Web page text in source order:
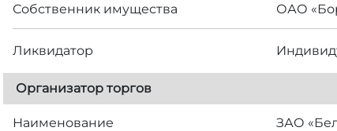
Собственник имущества ОАО
Ликвидатор
Организатор торгов
Наименование ЗАО